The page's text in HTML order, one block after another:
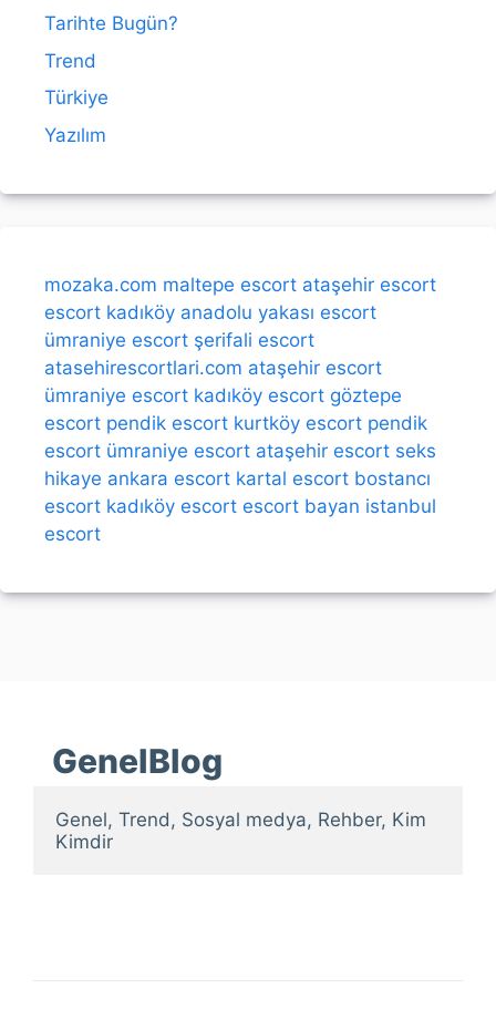
Tarihte Bugün?
Trend
Türkiye
Yazılım
mozaka.com maltepe escort ataşehir escort
escort kadıköy anadolu yakası escort
ümraniye escort şerifali escort
atasehirescortlari.com ataşehir escort
ümraniye escort kadıköy escort göztepe
escort pendik escort kurtköy escort pendik
escort ümraniye escort ataşehir escort seks
hikaye ankara escort kartal escort bostancı
escort kadıköy escort escort bayan istanbul
escort
GenelBlog
Genel, Trend, Sosyal medya, Rehber, Kim
Kimdir